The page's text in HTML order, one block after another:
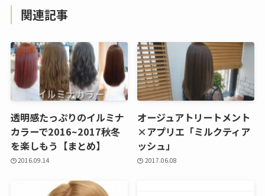
関連記事
透明感たっぷりのイルミナ
カラーで2016~2017秋冬
を楽しもう【まとめ】
2016.09.14
オージュアトリートメント
×アプリエ「ミルクティア
ッシュ」
2017.06.08